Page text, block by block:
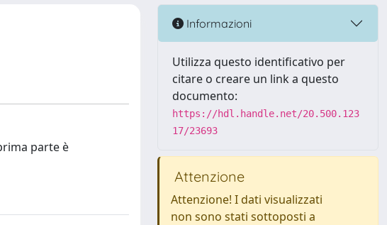
parte è
Informazioni
Utilizza questo identificativo per
citare o creare un link a questo
documento:
https://hdl.handle.net/20.500.123
17/23693
Attenzione
Attenzione! I dati visualizzati
non sono stati sottoposti a